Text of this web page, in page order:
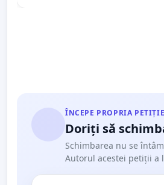
ÎNCEPE PROPRIA PETIȚIE
Doriți să
Schimbarea nu se
Autorul acestei petiții a